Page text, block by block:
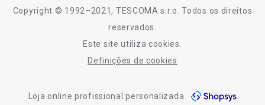
Copyright © 1992–2021, TESCOMA s.r.o. Todos os direitos
reservados.
Este site utiliza cookies.
Definições de cookies
Loja online profissional personalizada